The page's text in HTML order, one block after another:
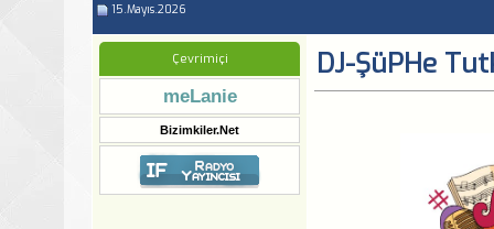
15.Mayıs.2026
Çevrimiçi
meLanie
Bizimkiler.Net
DJ-ŞüPHe